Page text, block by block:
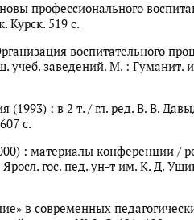
профессионального
Курск. 519 с.
воспитательного
учеб. заведений. М. : Гуманит.
(1993) : в 2 т. / гл. ред. В. В.
с.
: материалы конференции /
гос. пед. ун-т им. К. Д.
в современных